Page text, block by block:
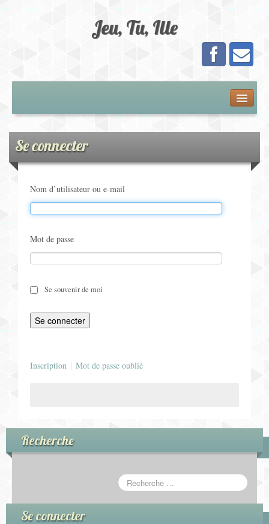
Jeu, Tu, Ille
Adhésion
Calendrier
Les Jeux
Jeux de Cartes
Jeux de Rôle
Se connecter
Nom d’utilisateur ou e-mail
Mot de passe
Se souvenir de moi
Inscription Mot de passe oublié
Recherche
Se connecter